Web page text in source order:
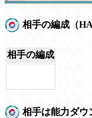
相手の編成（
相手の編成
相手は能力ダウ